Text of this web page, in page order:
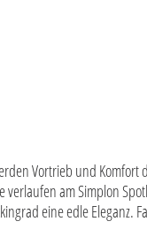
Vortrieb und
am Simplon
eine edle Eleganz.